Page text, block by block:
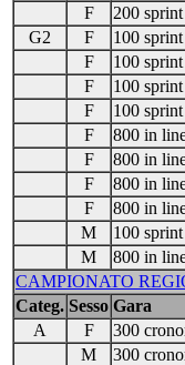
F
200 sprint
G2
F 100 sprint
F
100 sprint
F
100 sprint
F
100 sprint
F
800 in
F
800 in
F
800 in
F
800 in
M
100 sprint
M
800 in
CAMPIONATO
Categ. Sesso Gara
A
F 300
M
300